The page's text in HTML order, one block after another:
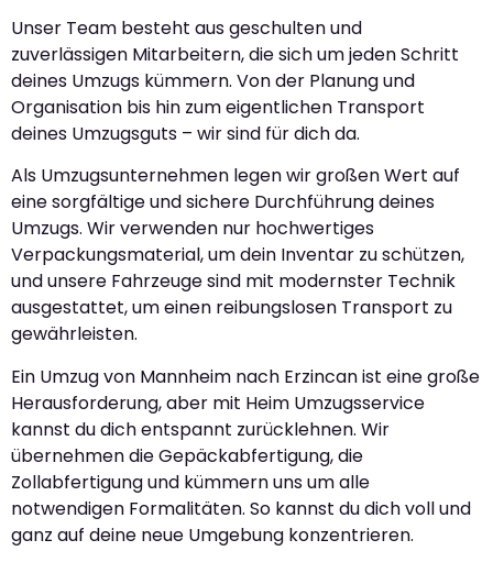
Unser Team besteht aus geschulten und
zuverlässigen Mitarbeitern, die sich um jeden Schritt
deines Umzugs kümmern. Von der Planung und
Organisation bis hin zum eigentlichen Transport
deines Umzugsguts – wir sind für dich da.
Als Umzugsunternehmen legen wir großen Wert auf
eine sorgfältige und sichere Durchführung deines
Umzugs. Wir verwenden nur hochwertiges
Verpackungsmaterial, um dein Inventar zu schützen,
und unsere Fahrzeuge sind mit modernster Technik
ausgestattet, um einen reibungslosen Transport zu
gewährleisten.
Ein Umzug von Mannheim nach Erzincan ist eine große
Herausforderung, aber mit Heim Umzugsservice
kannst du dich entspannt zurücklehnen. Wir
übernehmen die Gepäckabfertigung, die
Zollabfertigung und kümmern uns um alle
notwendigen Formalitäten. So kannst du dich voll und
ganz auf deine neue Umgebung konzentrieren.